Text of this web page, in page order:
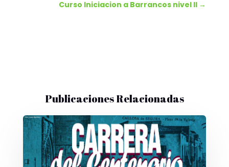
Curso Iniciacion a Barrancos nivel II →
Publicaciones Relacionadas